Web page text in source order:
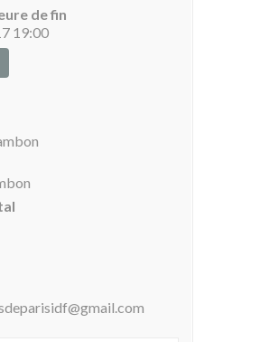
de fin
19:00